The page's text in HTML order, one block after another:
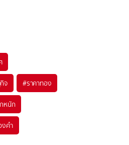
จ #ราคาทอง
หนัก
งคำ